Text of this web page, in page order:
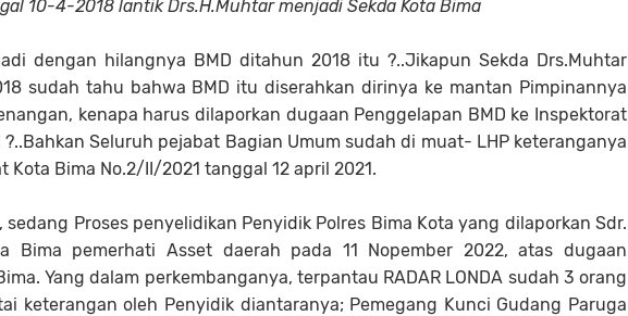
10-4-2018 lantik Drs.H.Muhtar menjadi Sekda Kota Bima
dengan hilangnya BMD ditahun 2018 itu ?..Jikapun Sekda Drs.Muhtar
sudah tahu bahwa BMD itu diserahkan dirinya ke mantan Pimpinannya
kenapa harus dilaporkan dugaan Penggelapan BMD ke Inspektorat
?..Bahkan Seluruh pejabat Bagian Umum sudah di muat- LHP keteranganya
Kota Bima No.2/II/2021 tanggal 12 april 2021.
sedang Proses penyelidikan Penyidik Polres Bima Kota yang dilaporkan Sdr.
Bima pemerhati Asset daerah pada 11 Nopember 2022, atas dugaan
Yang dalam perkembanganya, terpantau RADAR LONDA sudah 3 orang
keterangan oleh Penyidik diantaranya; Pemegang Kunci Gudang Paruga